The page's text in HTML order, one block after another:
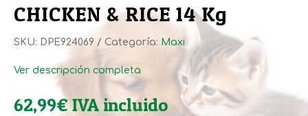
CHICKEN & RICE 14 Kg
SKU: DPE924069 Categoría: Maxi
Ver descripción completa
62,99€IVA incluido